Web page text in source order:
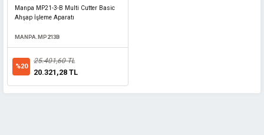
Manpa MP21-3-B Multi Cutter Basic
Ahşap İşleme Aparatı
MANPA.MP213B
%20
25.401,60 TL
20.321,28 TL